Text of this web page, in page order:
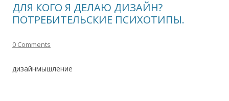
ДЛЯ КОГО Я ДЕЛАЮ ДИЗАЙН?
ПОТРЕБИТЕЛЬСКИЕ ПСИХОТИПЫ.
0 Comments
дизайнмышление